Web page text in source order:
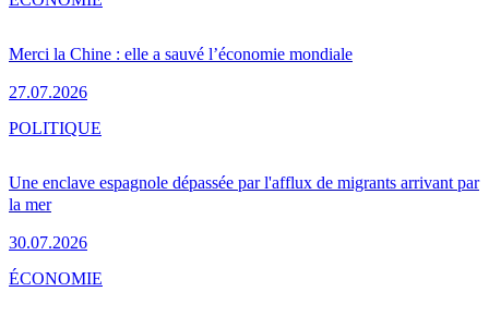
Merci la Chine : elle a sauvé l’économie mondiale
27.07.2026
Une enclave espagnole dépassée par l'afflux de migrants arrivant par
la mer
30.07.2026
POLITIQUE
ÉCONOMIE